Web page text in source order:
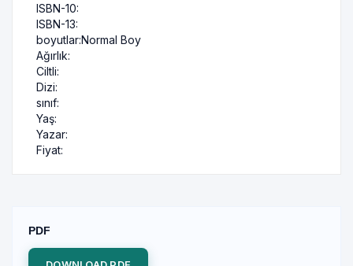
ISBN-10:
ISBN-13:
boyutlar:Normal Boy
Ağırlık:
Ciltli:
Dizi:
sınıf:
Yaş:
Yazar:
Fiyat:
PDF